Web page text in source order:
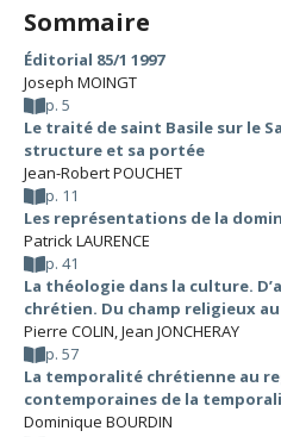
Sommaire
Éditorial 85/1 1997
Joseph MOINGT
p. 5
Le traité de saint Basile sur le
structure et sa portée
Jean-Robert POUCHET
p. 11
Les représentations de la
Patrick LAURENCE
p. 41
La théologie dans la culture.
chrétien. Du champ religieux
Pierre COLIN,Jean JONCHERAY
p. 57
La temporalité chrétienne au
contemporaines de la
Dominique BOURDIN